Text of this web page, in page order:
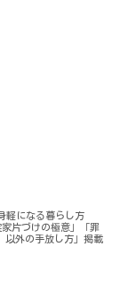
軽になる暮らし方
片づけの極意」「罪
外の手放し方」掲載